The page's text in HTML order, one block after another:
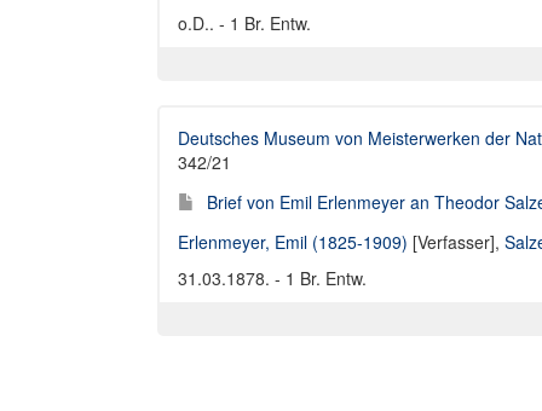
o.D.. - 1 Br. Entw.
Deutsches Museum von Meisterwerken der
342/21
Brief von Emil Erlenmeyer an Theodor
Erlenmeyer, Emil (1825-1909) [Verfasser],
31.03.1878. - 1 Br. Entw.